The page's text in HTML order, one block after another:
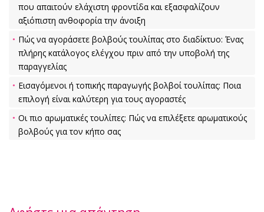
που απαιτούν ελάχιστη φροντίδα και εξασφαλίζουν
αξιόπιστη ανθοφορία την άνοιξη
Πώς να αγοράσετε βολβούς τουλίπας στο διαδίκτυο: Ένας
πλήρης κατάλογος ελέγχου πριν από την υποβολή της
παραγγελίας
Εισαγόμενοι ή τοπικής παραγωγής βολβοί τουλίπας: Ποια
επιλογή είναι καλύτερη για τους αγοραστές
Οι πιο αρωματικές τουλίπες: Πώς να επιλέξετε αρωματικούς
βολβούς για τον κήπο σας